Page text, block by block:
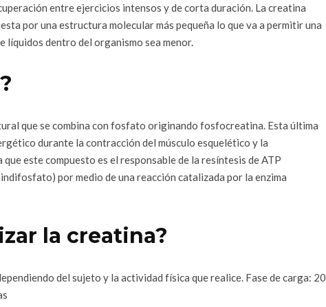
entre ejercicios intensos y de corta duración. La creatina
por una estructura molecular más pequeña lo que va a permitir una
líquidos dentro del organismo sea menor.
que se combina con fosfato originando fosfocreatina. Esta última
durante la contracción del músculo esquelético y la
este compuesto es el responsable de la resíntesis de ATP
por medio de una reacción catalizada por la enzima
la creatina?
del sujeto y la actividad física que realice. Fase de carga: 20